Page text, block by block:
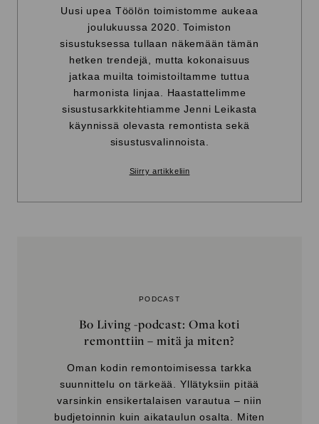
Uusi upea Töölön toimistomme aukeaa
joulukuussa 2020. Toimiston
sisustuksessa tullaan näkemään tämän
hetken trendejä, mutta kokonaisuus
jatkaa muilta toimistoiltamme tuttua
harmonista linjaa. Haastattelimme
sisustusarkkitehtiamme Jenni Leikasta
käynnissä olevasta remontista sekä
sisustusvalinnoista.
Siirry artikkeliin
PODCAST
Bo Living -podcast: Oma koti
remonttiin – mitä ja miten?
Oman kodin remontoimisessa tarkka
suunnittelu on tärkeää. Yllätyksiin pitää
varsinkin ensikertalaisen varautua – niin
budjetoinnin kuin aikataulun osalta. Miten